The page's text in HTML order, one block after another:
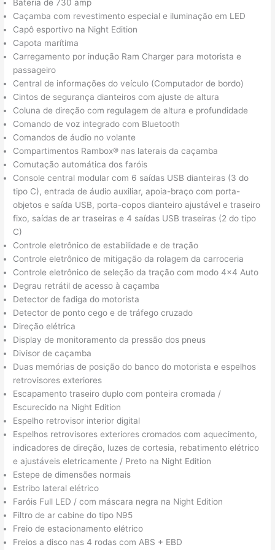
Bateria de 730 amp
Caçamba com revestimento especial e iluminação em LED
Capô esportivo na Night Edition
Capota marítima
Carregamento por indução Ram Charger para motorista e
passageiro
Central de informações do veículo (Computador de bordo)
Cintos de segurança dianteiros com ajuste de altura
Coluna de direção com regulagem de altura e profundidade
Comando de voz integrado com Bluetooth
Comandos de áudio no volante
Compartimentos Rambox® nas laterais da caçamba
Comutação automática dos faróis
Console central modular com 6 saídas USB dianteiras (3 do
tipo C), entrada de áudio auxiliar, apoia-braço com porta-
objetos e saída USB, porta-copos dianteiro ajustável e traseiro
fixo, saídas de ar traseiras e 4 saídas USB traseiras (2 do tipo
C)
Controle eletrônico de estabilidade e de tração
Controle eletrônico de mitigação da rolagem da carroceria
Controle eletrônico de seleção da tração com modo 4×4 Auto
Degrau retrátil de acesso à caçamba
Detector de fadiga do motorista
Detector de ponto cego e de tráfego cruzado
Direção elétrica
Display de monitoramento da pressão dos pneus
Divisor de caçamba
Duas memórias de posição do banco do motorista e espelhos
retrovisores exteriores
Escapamento traseiro duplo com ponteira cromada /
Escurecido na Night Edition
Espelho retrovisor interior digital
Espelhos retrovisores exteriores cromados com aquecimento,
indicadores de direção, luzes de cortesia, rebatimento elétrico
e ajustáveis eletricamente / Preto na Night Edition
Estepe de dimensões normais
Estribo lateral elétrico
Faróis Full LED / com máscara negra na Night Edition
Filtro de ar cabine do tipo N95
Freio de estacionamento elétrico
Freios a disco nas 4 rodas com ABS + EBD